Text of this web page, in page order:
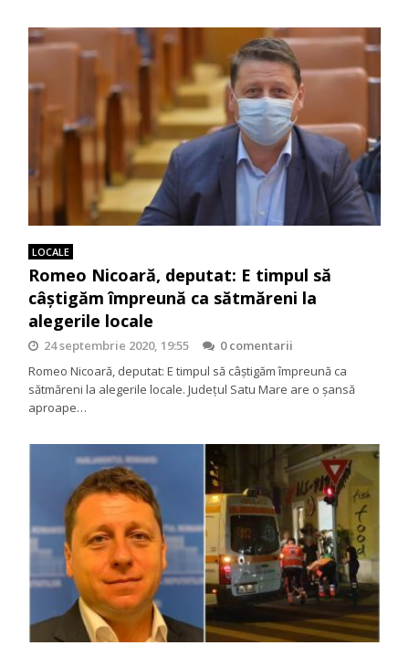
LOCALE
Romeo Nicoară, deputat: E timpul să
câștigăm împreună ca sătmăreni la
alegerile locale
24 septembrie 2020, 19:55
0 comentarii
Romeo Nicoară, deputat: E timpul să câștigăm împreună ca
sătmăreni la alegerile locale. Județul Satu Mare are o șansă
aproape…